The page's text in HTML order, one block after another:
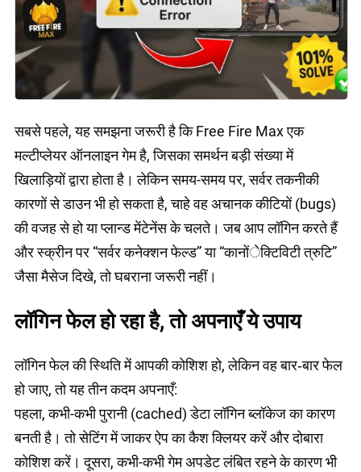
सबसे पहले, यह समझना जरूरी है कि Free Fire Max एक
मल्टीप्लेयर ऑनलाइन गेम है, जिसका समर्थन बड़ी संख्या में
खिलाड़ियों द्वारा होता है। लेकिन समय-समय पर, सर्वर तकनीकी
कारणों से डाउन भी हो सकता है, चाहे वह अचानक कीटियों (bugs)
की वजह से हो या प्लान्ड मेंटेनेंस के चलते। जब आप लॉगिन करते हैं
और स्क्रीन पर “सर्वर कनेक्शन फेल्ड” या “कानोंेक्टिविटी त्रुटि”
जैसा मैसेज दिखे, तो घबराना जरूरी नहीं।
लॉगिन फेल हो रहा है, तो अपनाएँ ये उपाय
लॉगिन फेल की स्थिति में आपकी कोशिश हो, लेकिन वह बार‑बार फेल
हो जाए, तो यह तीन कदम अपनाएँ:
पहला, कभी-कभी पुरानी (cached) डेटा लॉगिन ब्लॉकेज का कारण
बनती है। तो सेटिंग में जाकर ऐप का कैश क्लियर करें और दोबारा
कोशिश करें। दूसरा, कभी-कभी गेम अपडेट लंबित रहने के कारण भी